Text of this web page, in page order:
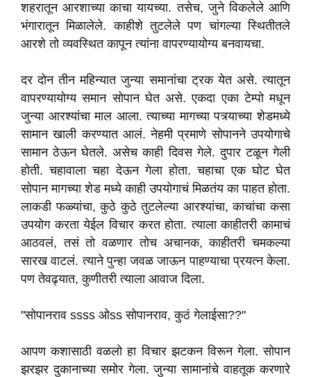
शहरातून आरशाच्या काचा यायच्या. तसेच, जुने विकलेले आणि
भंगारातून मिळालेले. काहीशे तुटलेले पण चांगल्या स्थितीतले
आरशे तो व्यवस्थित कापून त्यांना वापरण्यायोग्य बनवायचा.
दर दोन तीन महिन्यात जुन्या समानांचा ट्रक येत असे. त्यातून
वापरण्यायोग्य समान सोपान घेत असे. एकदा एका टेम्पो मधून
जुन्या आरश्यांचा माल आला. त्याच्या मागच्या पत्र्याच्या शेडमध्ये
सामान खाली करण्यात आलं. नेहमी प्रमाणे सोपानने उपयोगाचे
सामान ठेऊन घेतले. असेच काही दिवस गेले. दुपार टळून गेली
होती. चहावाला चहा देऊन गेला होता. चहाचा एक घोट घेत
सोपान मागच्या शेड मध्ये काही उपयोगाचं मिळतंय का पाहत होता.
लाकडी फळ्यांचा, कुठे कुठे तुटलेल्या आरश्यांचा, काचांचा कसा
उपयोग करता येईल विचार करत होता. त्याला काहीतरी कामाचं
आठवलं, तसं तो वळणार तोच अचानक, काहीतरी चमकल्या
सारख वाटलं. त्याने पुन्हा जवळ जाऊन पाहण्याचा प्रयत्न केला.
पण तेवढ्यात, कुणीतरी त्याला आवाज दिला.
"सोपानराव ssss ओss सोपानराव, कुठं गेलाईसा??"
आपण कशासाठी वळलो हा विचार झटकन विरून गेला. सोपान
झरझर दुकानाच्या समोर गेला. जुन्या सामानांचे वाहतूक करणारे